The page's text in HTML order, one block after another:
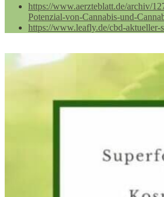
https://www.aerzteblatt.de/archiv/
Potenzial-von-Cannabis-und-
https://www.leafly.de/cbd-aktueller-